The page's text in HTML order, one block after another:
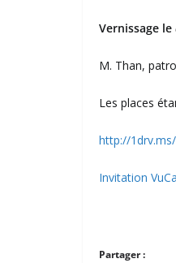
Vernissage le
M. Than,
Les places
http://
Invitation
Partager :